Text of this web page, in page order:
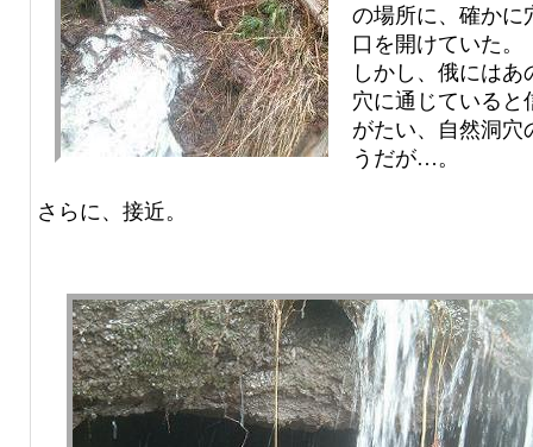
の場所に、確かに
口を開けていた。
しかし、俄にはあ
穴に通じていると
がたい、自然洞穴
うだが…。
さらに、接近。